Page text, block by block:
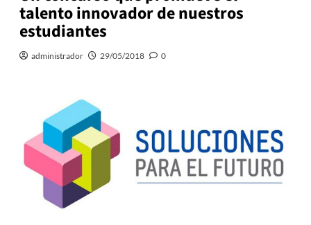
talento innovador de nuestros
estudiantes
administrador 29/05/2018 0